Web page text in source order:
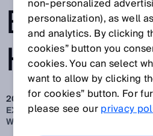
HE
20.05.2026
EXPERTISE FÜR DIE
WERTSCHÖPFUNGSKETTE IN
non‑personalized
personalization), as well
and analytics. By clicking
cookies” button you
cookies. You can select
want to allow by clicking
for cookies” button. For
please see ourprivacy